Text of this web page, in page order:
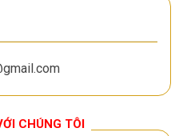
CHÚNG TÔI